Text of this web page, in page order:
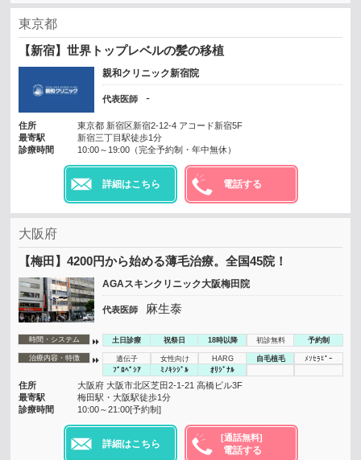
東京都
【新宿】世界トップレベルの髪の移植
親和クリニック新宿院
代表医師 -
住所
東京都 新宿区新宿2-12-4 アコード新宿5F
最寄駅
新宿三丁目駅徒歩1分
診療時間
10:00～19:00（完全予約制・年中無休）
詳細はこちら 電話する
大阪府
【梅田】4200円から始める薄毛治療。全国45院！
AGAスキンクリニック大阪梅田院
代表医師 麻生泰
時間・システム 土日診療 祝祭日 18時以降 初診無料 予約制
治療内容・特徴 遺伝子 女性向け HARG 自毛植毛
ﾒｿｾﾗﾋﾟｰ
ﾌﾟﾛﾍﾟｼｱ
ﾐﾉｷｼｼﾞﾙ ｵﾘｼﾞﾅﾙ
住所
大阪府 大阪市北区芝田2-1-21 高橋ビル3F
最寄駅
梅田駅・大阪駅徒歩1分
診療時間
10:00～21:00[予約制]
詳細はこちら
[通話無料]
電話する